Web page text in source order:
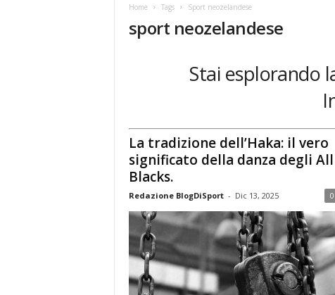
Home Tags Sport neozelandese
sport neozelandese
Stai esplorando
La tradizione dell’Haka: il vero
significato della danza degli All
Blacks.
Redazione BlogDiSport - Dic 13, 2025 0